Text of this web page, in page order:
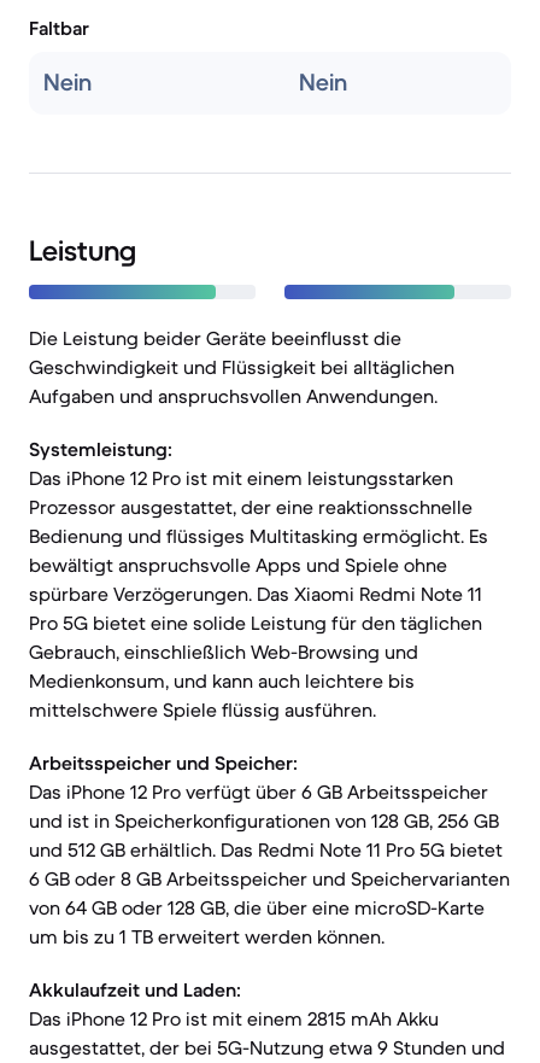
Faltbar
Nein Nein
Leistung
Die Leistung beider Geräte beeinflusst die
Geschwindigkeit und Flüssigkeit bei alltäglichen
Aufgaben und anspruchsvollen Anwendungen.
Systemleistung:
Das iPhone 12 Pro ist mit einem leistungsstarken
Prozessor ausgestattet, der eine reaktionsschnelle
Bedienung und flüssiges Multitasking ermöglicht. Es
bewältigt anspruchsvolle Apps und Spiele ohne
spürbare Verzögerungen. Das Xiaomi Redmi Note 11
Pro 5G bietet eine solide Leistung für den täglichen
Gebrauch, einschließlich Web-Browsing und
Medienkonsum, und kann auch leichtere bis
mittelschwere Spiele flüssig ausführen.
Arbeitsspeicher und Speicher:
Das iPhone 12 Pro verfügt über 6 GB Arbeitsspeicher
und ist in Speicherkonfigurationen von 128 GB, 256 GB
und 512 GB erhältlich. Das Redmi Note 11 Pro 5G bietet
6 GB oder 8 GB Arbeitsspeicher und Speichervarianten
von 64 GB oder 128 GB, die über eine microSD-Karte
um bis zu 1 TB erweitert werden können.
Akkulaufzeit und Laden:
Das iPhone 12 Pro ist mit einem 2815 mAh Akku
ausgestattet, der bei 5G-Nutzung etwa 9 Stunden und